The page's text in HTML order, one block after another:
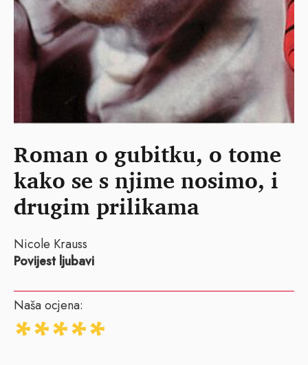
Roman o gubitku, o tome
kako se s njime nosimo, i
drugim prilikama
Nicole Krauss
Povijest ljubavi
Naša ocjena: